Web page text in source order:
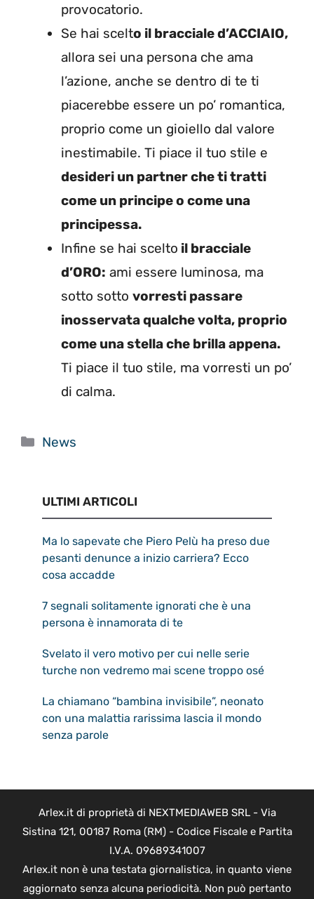
provocatorio.
‌Se hai scelto il bracciale d’ACCIAIO,
allora sei una persona che ama
l’azione, anche se dentro di te ti
piacerebbe essere un po’ romantica,
proprio come un gioiello dal valore
inestimabile. Ti piace il tuo stile e
desideri un partner che ti tratti
come un principe o come una
principessa.
Infine se hai scelto il bracciale
d’ORO: ami essere luminosa, ma
sotto sotto vorresti passare
inosservata qualche volta, proprio
come una stella che brilla appena.
Ti piace il tuo stile, ma vorresti un po’
di calma.
Categorie
News
ULTIMI ARTICOLI
Ma lo sapevate che Piero Pelù ha preso due
pesanti denunce a inizio carriera? Ecco
cosa accadde
7 segnali solitamente ignorati che è una
persona è innamorata di te
Svelato il vero motivo per cui nelle serie
turche non vedremo mai scene troppo osé
La chiamano “bambina invisibile”, neonato
con una malattia rarissima lascia il mondo
senza parole
Arlex.it di proprietà di NEXTMEDIAWEB SRL - Via
Sistina 121, 00187 Roma (RM) - Codice Fiscale e Partita
I.V.A. 09689341007
Arlex.it non è una testata giornalistica, in quanto viene
aggiornato senza alcuna periodicità. Non può pertanto